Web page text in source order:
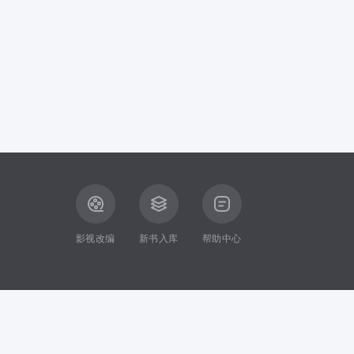
影视改编 新书入库 帮助中心